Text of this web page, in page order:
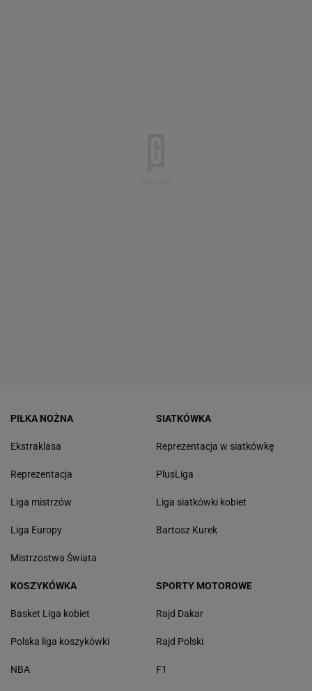
PIŁKA NOŻNA
Ekstraklasa
Reprezentacja
Liga mistrzów
Liga Europy
Mistrzostwa Świata
SIATKÓWKA
Reprezentacja w siatkówkę
PlusLiga
Liga siatkówki kobiet
Bartosz Kurek
KOSZYKÓWKA
Basket Liga kobiet
Polska liga koszykówki
NBA
SPORTY MOTOROWE
Rajd Dakar
Rajd Polski
F1